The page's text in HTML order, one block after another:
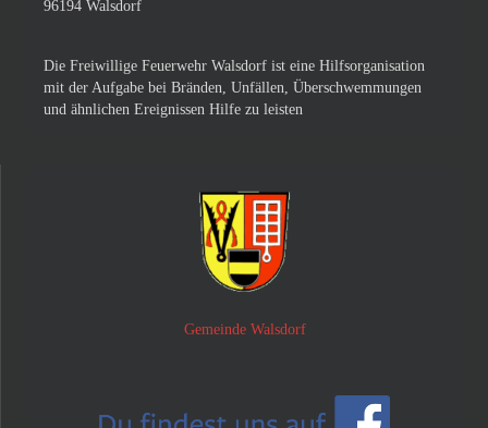
96194 Walsdorf
Die Freiwillige Feuerwehr Walsdorf ist eine Hilfsorganisation
mit der Aufgabe bei Bränden, Unfällen, Überschwemmungen
und ähnlichen Ereignissen Hilfe zu leisten
Gemeinde Walsdorf